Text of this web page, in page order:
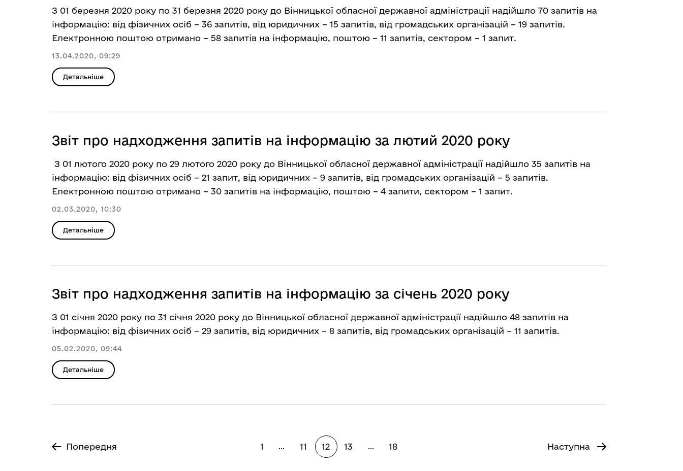
З 01 березня 2020 року по 31 березня 2020 року до Вінницької обласної державної адміністрації надійшло 70 запитів на
інформацію: від фізичних осіб – 36 запитів, від юридичних – 15 запитів, від громадських організацій – 19 запитів.
Електронною поштою отримано – 58 запитів на інформацію, поштою – 11 запитів, сектором – 1 запит.
13.04.2020, 09:29
Детальніше
Звіт про надходження запитів на інформацію за лютий 2020 року
З 01 лютого 2020 року по 29 лютого 2020 року до Вінницької обласної державної адміністрації надійшло 35 запитів на
інформацію: від фізичних осіб – 21 запит, від юридичних – 9 запитів, від громадських організацій – 5 запитів.
Електронною поштою отримано – 30 запитів на інформацію, поштою – 4 запити, сектором – 1 запит.
02.03.2020, 10:30
Детальніше
Звіт про надходження запитів на інформацію за січень 2020 року
З 01 січня 2020 року по 31 січня 2020 року до Вінницької обласної державної адміністрації надійшло 48 запитів на
інформацію: від фізичних осіб – 29 запитів, від юридичних – 8 запитів, від громадських організацій – 11 запитів.
05.02.2020, 09:44
Детальніше
Попередня 1 ... 11 12 13 ... 18 Наступна